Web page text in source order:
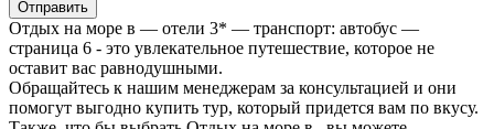
Отправить
Отдых на море в — отели 3* — транспорт: автобус —
страница 6 - это увлекательное путешествие, которое не
оставит вас равнодушными.
Обращайтесь к нашим менеджерам за консультацией и они
помогут выгодно купить тур, который придется вам по вкусу.